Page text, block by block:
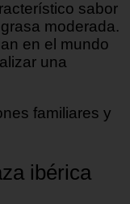
sabor
moderada.
en el mundo
una
familiares y
ibérica